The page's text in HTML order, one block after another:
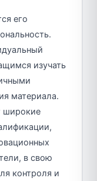
его
изучать
материала.
широкие
в свою
контроля и